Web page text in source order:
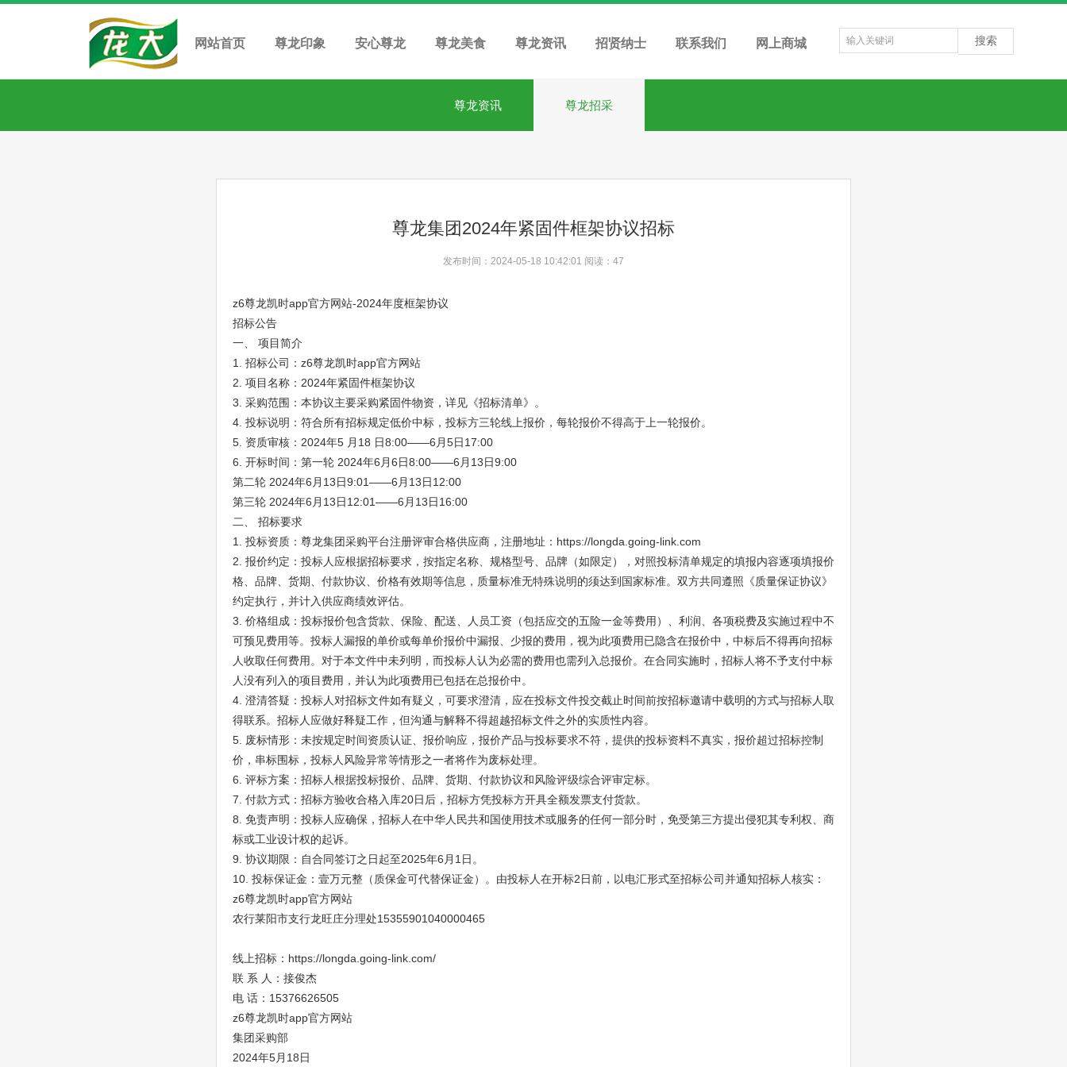
网站首页 尊龙印象 安心尊龙 尊龙美食 尊龙资讯 招贤纳士 联系我们 网上商城 搜索
尊龙资讯 尊龙招采
尊龙集团2024年紧固件框架协议招标
发布时间：2024-05-18 10:42:01 阅读： 47
z6尊龙凯时app官方网站-2024年度框架协议
招标公告
一、 项目简介
1. 招标公司：z6尊龙凯时app官方网站
2. 项目名称：2024年紧固件框架协议
3. 采购范围：本协议主要采购紧固件物资，详见《招标清单》。
4. 投标说明：符合所有招标规定低价中标，投标方三轮线上报价，每轮报价不得高于上一轮报价。
5. 资质审核：2024年5 月18 日8:00——6月5日17:00
6. 开标时间：第一轮 2024年6月6日8:00——6月13日9:00
第二轮 2024年6月13日9:01——6月13日12:00
第三轮 2024年6月13日12:01——6月13日16:00
二、 招标要求
1. 投标资质：尊龙集团采购平台注册评审合格供应商，注册地址：https://longda.going-link.com
2. 报价约定：投标人应根据招标要求，按指定名称、规格型号、品牌（如限定），对照投标清单规定的填报内容逐项填报价
格、品牌、货期、付款协议、价格有效期等信息，质量标准无特殊说明的须达到国家标准。双方共同遵照《质量保证协议》
约定执行，并计入供应商绩效评估。
3. 价格组成：投标报价包含货款、保险、配送、人员工资（包括应交的五险一金等费用）、利润、各项税费及实施过程中不
可预见费用等。投标人漏报的单价或每单价报价中漏报、少报的费用，视为此项费用已隐含在报价中，中标后不得再向招标
人收取任何费用。对于本文件中未列明，而投标人认为必需的费用也需列入总报价。在合同实施时，招标人将不予支付中标
人没有列入的项目费用，并认为此项费用已包括在总报价中。
4. 澄清答疑：投标人对招标文件如有疑义，可要求澄清，应在投标文件投交截止时间前按招标邀请中载明的方式与招标人取
得联系。招标人应做好释疑工作，但沟通与解释不得超越招标文件之外的实质性内容。
5. 废标情形：未按规定时间资质认证、报价响应，报价产品与投标要求不符，提供的投标资料不真实，报价超过招标控制
价，串标围标，投标人风险异常等情形之一者将作为废标处理。
6. 评标方案：招标人根据投标报价、品牌、货期、付款协议和风险评级综合评审定标。
7. 付款方式：招标方验收合格入库20日后，招标方凭投标方开具全额发票支付货款。
8. 免责声明：投标人应确保，招标人在中华人民共和国使用技术或服务的任何一部分时，免受第三方提出侵犯其专利权、商
标或工业设计权的起诉。
9. 协议期限：自合同签订之日起至2025年6月1日。
10. 投标保证金：壹万元整（质保金可代替保证金）。由投标人在开标2日前，以电汇形式至招标公司并通知招标人核实：
z6尊龙凯时app官方网站
农行莱阳市支行龙旺庄分理处15355901040000465
线上招标：https://longda.going-link.com/
联 系 人：接俊杰
电 话：15376626505
z6尊龙凯时app官方网站
集团采购部
2024年5月18日